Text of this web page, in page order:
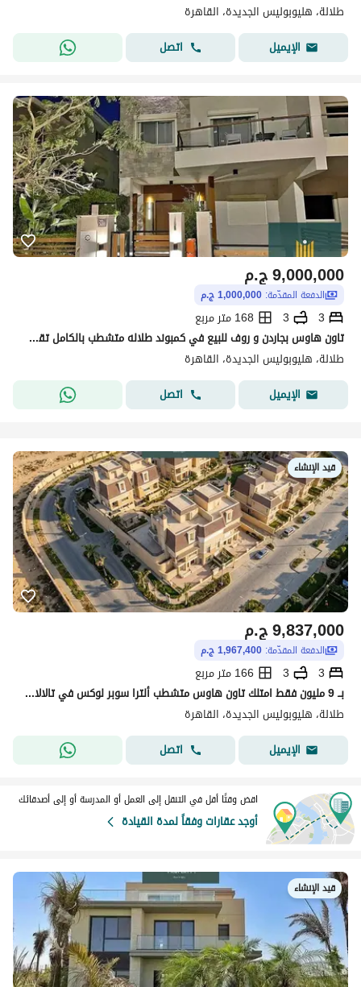
طلالة، هليوبوليس الجديدة، القاهرة
الإيميل
اتصل
ج.م9,000,000
الدفعة المقدّمة: 1,000,000 ج.م
3
3
168 متر مربع
تاون هاوس بجاردن و روف للبيع في كمبوند طلاله متشطب بالكامل تقسيط على 15 سنه بدون فوايد بمقدم 800,000 بجوار سوديك لشركة مدينة مصر للاسكان و التعمير
طلالة، هليوبوليس الجديدة، القاهرة
الإيميل
اتصل
قيد الإنشاء
ج.م9,837,000
الدفعة المقدّمة: 1,967,400 ج.م
3
3
166 متر مربع
بــ 9 مليون فقط امتلك تاون هاوس متشطب ألترا سوبر لوكس في تالالا هليوبوليس الجديدة بجوار سوديك ايست و نيو جيزه ودقايق من ايلايا و الشروق و البروج
طلالة، هليوبوليس الجديدة، القاهرة
الإيميل
اتصل
اقض وقتًا أقل في التنقل إلى العمل أو المدرسة أو إلى أصدقائك
أوجد عقارات وفقاً لمدة القيادة
قيد الإنشاء